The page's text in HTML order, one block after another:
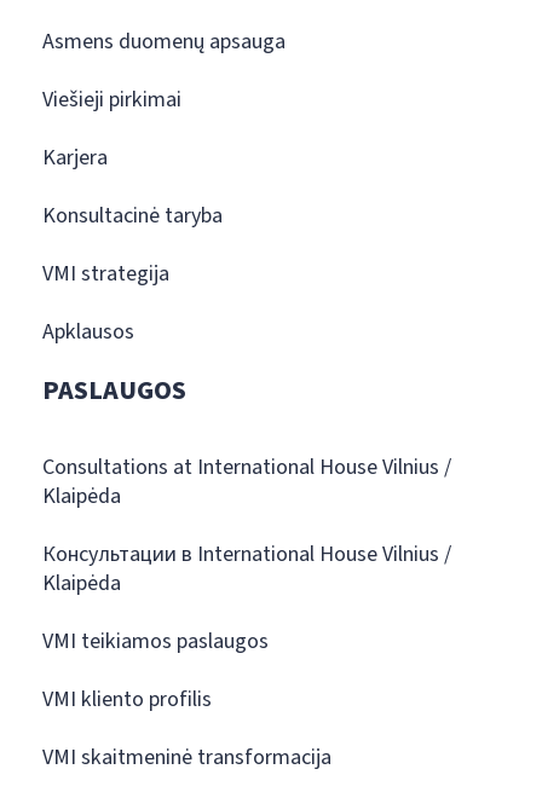
Asmens duomenų apsauga
Viešieji pirkimai
Karjera
Konsultacinė taryba
VMI strategija
Apklausos
PASLAUGOS
Consultations at International House Vilnius /
Klaipėda
Консультации в International House Vilnius /
Klaipėda
VMI teikiamos paslaugos
VMI kliento profilis
VMI skaitmeninė transformacija